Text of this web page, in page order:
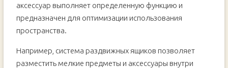
аксессуар выполняет определенную функцию и
предназначен для оптимизации использования
пространства.
Например, система раздвижных ящиков позволяет
разместить мелкие предметы и аксессуары внутри